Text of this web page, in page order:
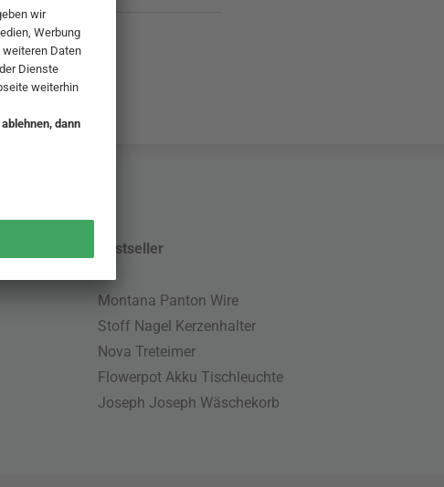
Bestseller
Montana Panton Wire
Stoff Nagel Kerzenhalter
Nova Treteimer
Flowerpot Akku Tischleuchte
Joseph Joseph Wäschekorb